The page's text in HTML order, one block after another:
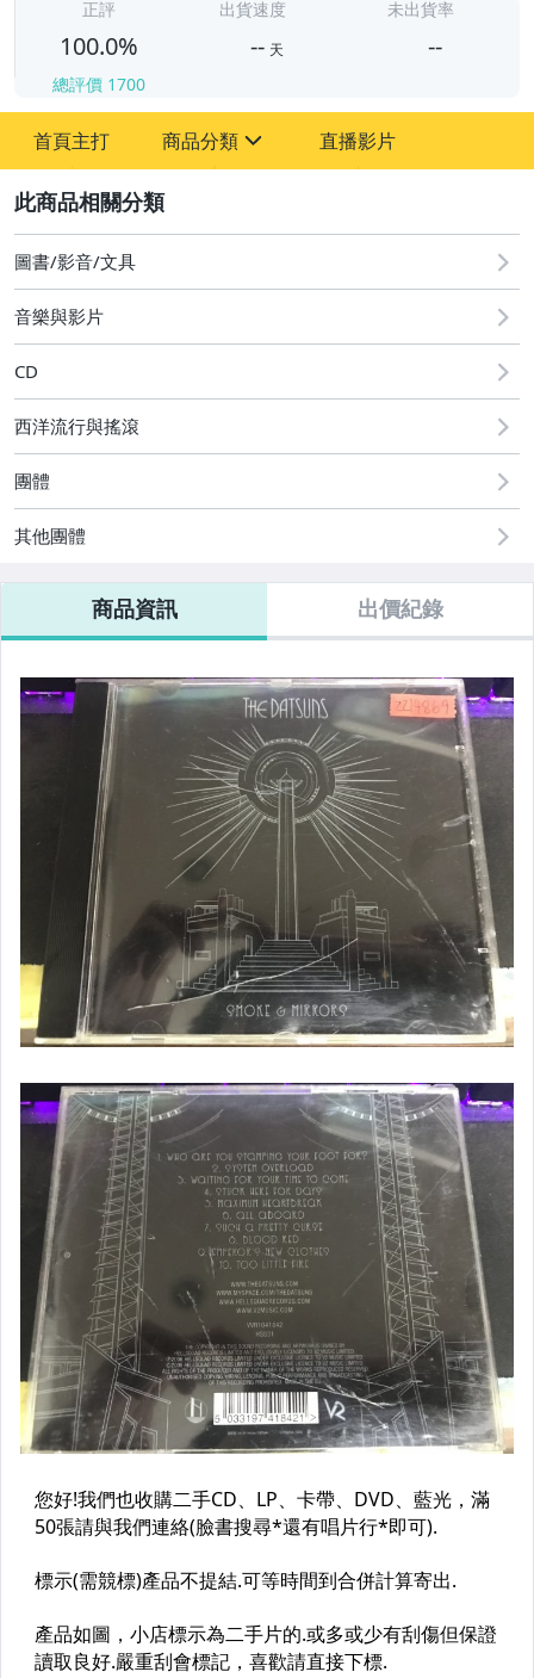
正評
100.0%
總評價 1700
出貨速度
-- 天
未出貨率
--
首頁主打 商品分類
其它
直播影片
圖書/影音/文具
音樂與影片
CD
西洋流行與搖滾
團體
其他團體
商品資訊 出價紀錄